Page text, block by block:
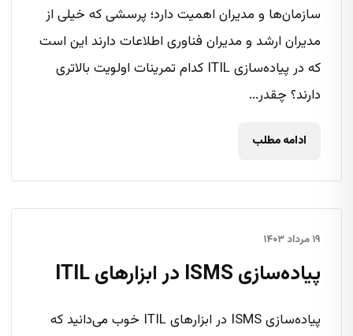
سازمان‌ها و مدیران اهمیت دارد؛ پرسشی که خیلی از
مدیران ارشد و مدیران فناوری اطلاعات دارند این است
که در پیاده‌سازی ITIL کدام تمرینات اولویت بالاتری
دارند؟ چقدر...
ادامه مطلب
۱۹ مرداد ۱۴۰۳
پیاده‌سازی ISMS در ابزارهای ITIL
پیاده‌سازی ISMS در ابزارهای ITIL خوب می‌دانید که